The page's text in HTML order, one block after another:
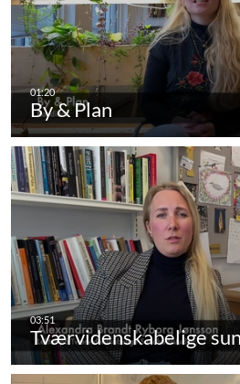
By & Plan
Tværvidenskabelige